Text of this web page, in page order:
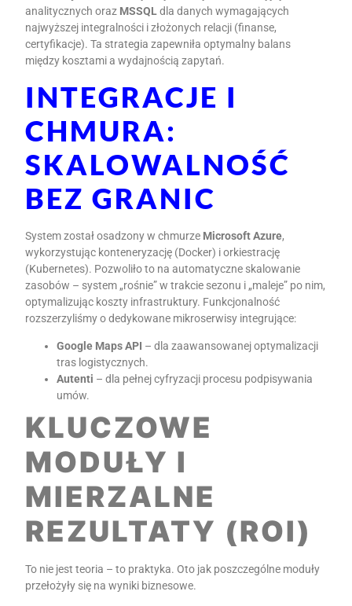
analitycznych oraz MSSQL dla danych wymagających
najwyższej integralności i złożonych relacji (finanse,
certyfikacje). Ta strategia zapewniła optymalny balans
między kosztami a wydajnością zapytań.
INTEGRACJE I
CHMURA:
SKALOWALNOŚĆ
BEZ GRANIC
System został osadzony w chmurze Microsoft Azure,
wykorzystując konteneryzację (Docker) i orkiestrację
(Kubernetes). Pozwoliło to na automatyczne skalowanie
zasobów – system „rośnie” w trakcie sezonu i „maleje” po nim,
optymalizując koszty infrastruktury. Funkcjonalność
rozszerzyliśmy o dedykowane mikroserwisy integrujące:
Google Maps API – dla zaawansowanej optymalizacji
tras logistycznych.
Autenti – dla pełnej cyfryzacji procesu podpisywania
umów.
KLUCZOWE
MODUŁY I
MIERZALNE
REZULTATY (ROI)
To nie jest teoria – to praktyka. Oto jak poszczególne moduły
przełożyły się na wyniki biznesowe.